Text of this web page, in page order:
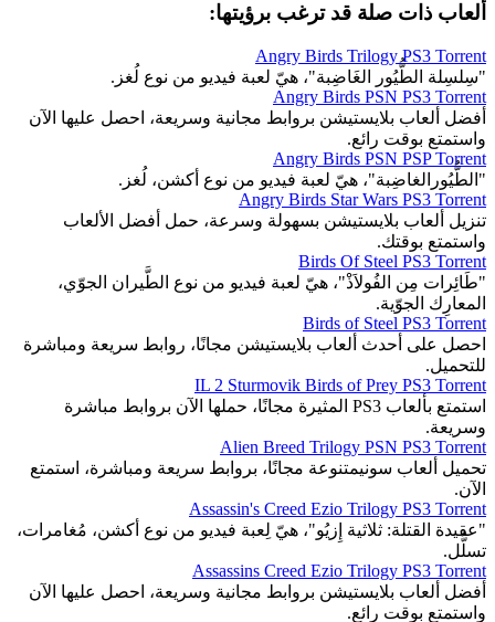
ألعاب ذات صلة قد ترغب برؤيتها:
Angry Birds Trilogy PS3 Torrent
"سِلسِلة الطُّيُور الغَاضِبة"، هيّ لعبة فيديو من نوع لُغز.
Angry Birds PSN PS3 Torrent
أفضل ألعاب بلايستيشن بروابط مجانية وسريعة، احصل عليها الآن
واستمتع بوقت رائع.
Angry Birds PSN PSP Torrent
"الطُّيُورالغاضِبة"، هيّ لعبة فيديو من نوع أكشن، لُغز.
Angry Birds Star Wars PS3 Torrent
تنزيل ألعاب بلايستيشن بسهولة وسرعة، حمل أفضل الألعاب
واستمتع بوقتك.
Birds Of Steel PS3 Torrent
"طَائِرات مِن الفُولاَذْ"، هيّ لعبة فيديو من نوع الطَّيران الجوّي،
المعارِك الجوّية.
Birds of Steel PS3 Torrent
احصل على أحدث ألعاب بلايستيشن مجانًا، روابط سريعة ومباشرة
للتحميل.
IL 2 Sturmovik Birds of Prey PS3 Torrent
استمتع بألعاب PS3 المثيرة مجانًا، حملها الآن بروابط مباشرة
وسريعة.
Alien Breed Trilogy PSN PS3 Torrent
تحميل ألعاب سونيمتنوعة مجانًا، بروابط سريعة ومباشرة، استمتع
الآن.
Assassin's Creed Ezio Trilogy PS3 Torrent
"عقيدة القتلة: ثلاثية إِزيُو"، هيّ لِعبة فيديو من نوع أكشن، مُغامرات،
تسلُّل.
Assassins Creed Ezio Trilogy PS3 Torrent
أفضل ألعاب بلايستيشن بروابط مجانية وسريعة، احصل عليها الآن
واستمتع بوقت رائع.